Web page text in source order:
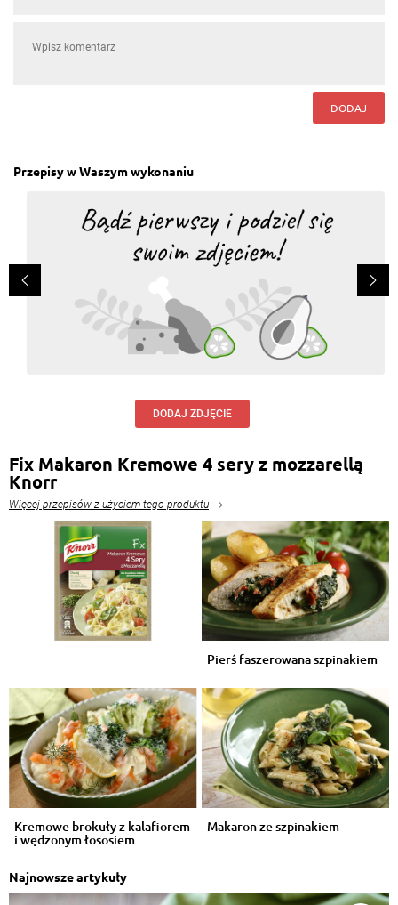
DODAJ
Przepisy w Waszym wykonaniu
DODAJ ZDJĘCIE
Fix Makaron Kremowe 4 sery z mozzarellą
Knorr
Więcej przepisów z użyciem tego produktu
Pierś faszerowana szpinakiem
Kremowe brokuły z kalafiorem
i wędzonym łososiem
Makaron ze szpinakiem
Najnowsze artykuły